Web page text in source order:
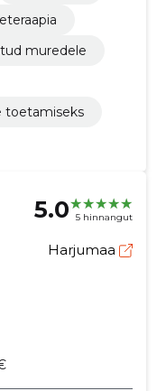
muredele
toetamiseks
5.0 5 hinnangut
Harjumaa